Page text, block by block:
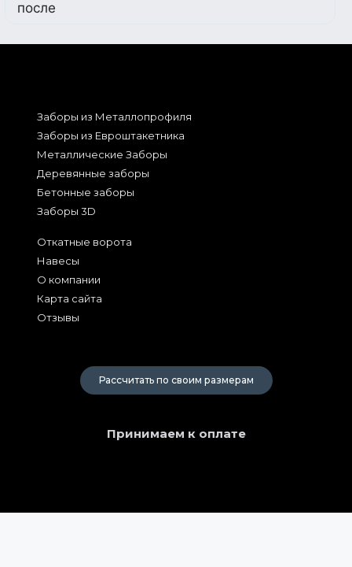
Заборы из Металлопрофиля
Заборы из Евроштакетника
Металлические Заборы
Деревянные заборы
Бетонные заборы
Заборы 3D
Откатные ворота
Навесы
О компании
Карта сайта
Отзывы
Рассчитать по своим размерам
Принимаем к оплате